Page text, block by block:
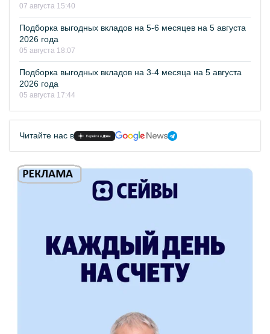
07 августа 15:40
Подборка выгодных вкладов на 5-6 месяцев на 5 августа
2026 года
05 августа 18:07
Подборка выгодных вкладов на 3-4 месяца на 5 августа
2026 года
05 августа 17:44
Читайте нас в